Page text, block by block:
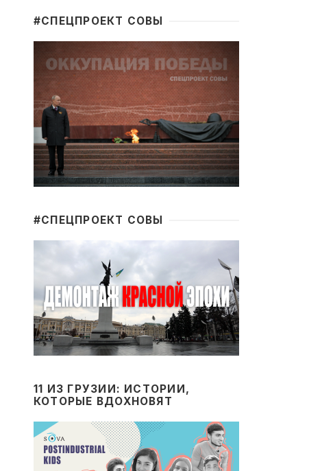
#CПЕЦПРОЕКТ СОВЫ
#CПЕЦПРОЕКТ СОВЫ
11 ИЗ ГРУЗИИ: ИСТОРИИ,
КОТОРЫЕ ВДОХНОВЯТ